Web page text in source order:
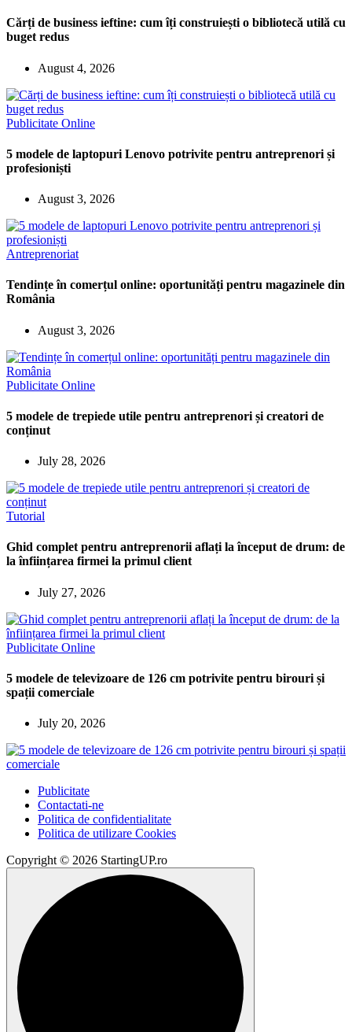
Cărți de business ieftine: cum îți construiești o bibliotecă utilă cu
buget redus
August 4, 2026
Publicitate Online
5 modele de laptopuri Lenovo potrivite pentru antreprenori și
profesioniști
August 3, 2026
Antreprenoriat
Tendințe în comerțul online: oportunități pentru magazinele din
România
August 3, 2026
Publicitate Online
5 modele de trepiede utile pentru antreprenori și creatori de
conținut
July 28, 2026
Tutorial
Ghid complet pentru antreprenorii aflați la început de drum: de
la înființarea firmei la primul client
July 27, 2026
Publicitate Online
5 modele de televizoare de 126 cm potrivite pentru birouri și
spații comerciale
July 20, 2026
Publicitate
Contactati-ne
Politica de confidentialitate
Politica de utilizare Cookies
Copyright © 2026 StartingUP.ro